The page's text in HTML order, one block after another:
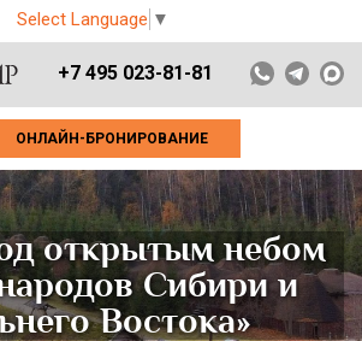
Select Language ▼
+7 495 023-81-81
ОНЛАЙН-БРОНИРОВАНИЕ
открытым небом
Сибири и
Востока»